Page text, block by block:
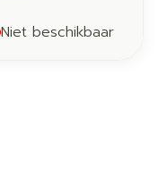
Niet beschikbaar